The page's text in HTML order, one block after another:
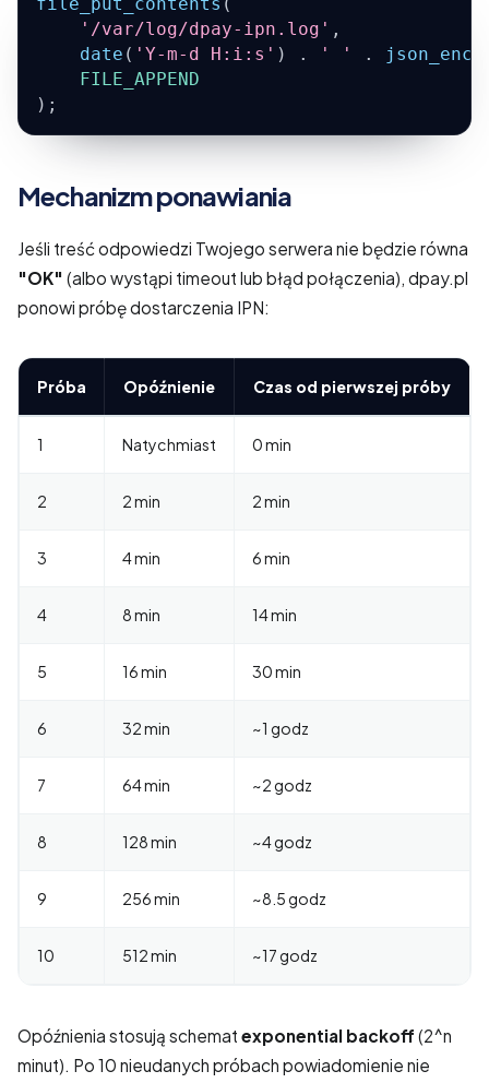
'/var/log/dpay-ipn.log' ,
date ( 'Y-m-d H:i:s' ) . ' ' .
FILE_APPEND
) ;
Mechanizm ponawiania
Jeśli treść odpowiedzi Twojego serwera nie będzie równa
"OK" (albo wystąpi timeout lub błąd połączenia), dpay.pl
ponowi próbę dostarczenia IPN:
Próba Opóźnienie Czas od pierwszej próby
1 Natychmiast 0 min
2 2 min 2 min
3 4 min 6 min
4 8 min 14 min
5 16 min 30 min
6 32 min ~1 godz
7 64 min ~2 godz
8 128 min ~4 godz
9 256 min ~8.5 godz
10 512 min ~17 godz
Opóźnienia stosują schemat exponential backoff (2^n
minut). Po 10 nieudanych próbach powiadomienie nie